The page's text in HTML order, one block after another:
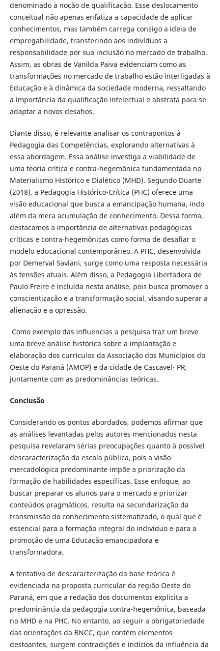
denominado à noção de qualificação. Esse deslocamento
conceitual não apenas enfatiza a capacidade de aplicar
conhecimentos, mas também carrega consigo a ideia de
empregabilidade, transferindo aos indivíduos a
responsabilidade por sua inclusão no mercado de trabalho.
Assim, as obras de Vanilda Paiva evidenciam como as
transformações no mercado de trabalho estão interligadas à
Educação e à dinâmica da sociedade moderna, ressaltando
a importância da qualificação intelectual e abstrata para se
adaptar a novos desafios.
Diante disso, é relevante analisar os contrapontos à
Pedagogia das Competências, explorando alternativas à
essa abordagem. Essa análise investiga a viabilidade de
uma teoria crítica e contra-hegemônica fundamentada no
Materialismo Histórico e Dialético (MHD). Segundo Duarte
(2018), a Pedagogia Histórico-Crítica (PHC) oferece uma
visão educacional que busca a emancipação humana, indo
além da mera acumulação de conhecimento. Dessa forma,
destacamos a importância de alternativas pedagógicas
críticas e contra-hegemônicas como forma de desafiar o
modelo educacional contemporâneo. A PHC, desenvolvida
por Demerval Saviani, surge como uma resposta necessária
às tensões atuais. Além disso, a Pedagogia Libertadora de
Paulo Freire é incluída nesta análise, pois busca promover a
conscientização e a transformação social, visando superar a
alienação e a opressão.
Como exemplo das influencias a pesquisa traz um breve
uma breve análise histórica sobre a implantação e
elaboração dos currículos da Associação dos Municípios do
Oeste do Paraná (AMOP) e da cidade de Cascavel- PR,
juntamente com as predominâncias teóricas.
Conclusão
Considerando os pontos abordados, podemos afirmar que
as análises levantadas pelos autores mencionados nesta
pesquisa revelaram sérias preocupações quanto à possível
descaracterização da escola pública, pois a visão
mercadológica predominante impõe a priorização da
formação de habilidades específicas. Esse enfoque, ao
buscar preparar os alunos para o mercado e priorizar
conteúdos pragmáticos, resulta na secundarização da
transmissão do conhecimento sistematizado, o qual que é
essencial para a formação integral do indivíduo e para a
promoção de uma Educação emancipadora e
transformadora.
A tentativa de descaracterização da base teórica é
evidenciada na proposta curricular da região Oeste do
Paraná, em que a redação dos documentos explicita a
predominância da pedagogia contra-hegemônica, baseada
no MHD e na PHC. No entanto, ao seguir a obrigatoriedade
das orientações da BNCC, que contém elementos
destoantes, surgem contradições e indícios da influência da